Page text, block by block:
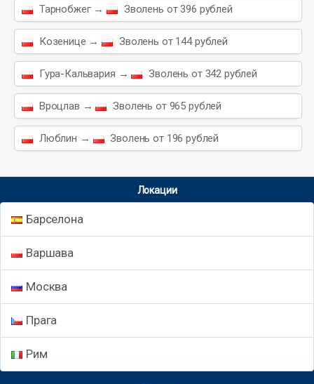
Тарнобжег → Зволень от 396 рублей
Козенице → Зволень от 144 рублей
Гура-Кальвария → Зволень от 342 рублей
Вроцлав → Зволень от 965 рублей
Люблин → Зволень от 196 рублей
Локации
Барселона
Варшава
Москва
Прага
Рим